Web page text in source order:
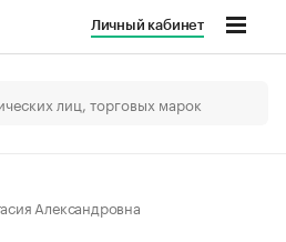
Личный кабинет
Александровна